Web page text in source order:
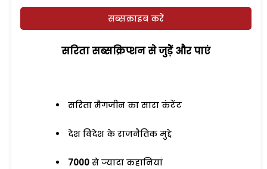
सब्सक्राइब करें
सरिता सब्सक्रिप्शन से जुड़ेें और पाएं
सरिता मैगजीन का सारा कंटेंट
देश विदेश के राजनैतिक मुद्दे
7000 से ज्यादा कहानियां